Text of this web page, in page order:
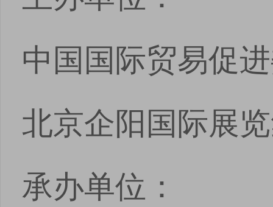
中国国际贸易促
北京企阳国际展
承办单位：